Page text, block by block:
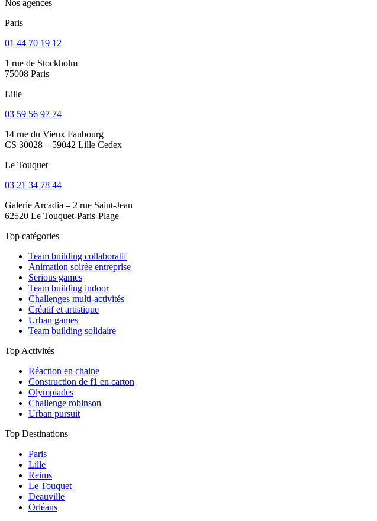
Nos agences
Paris
01 44 70 19 12
1 rue de Stockholm
75008 Paris
Lille
03 59 56 97 74
14 rue du Vieux Faubourg
CS 30028 – 59042 Lille Cedex
Le Touquet
03 21 34 78 44
Galerie Arcadia – 2 rue Saint-Jean
62520 Le Touquet-Paris-Plage
Top catégories
Team building collaboratif
Animation soirée entreprise
Serious games
Team building indoor
Challenges multi-activités
Créatif et artistique
Urban games
Team building solidaire
Top Activités
Réaction en chaine
Construction de f1 en carton
Olympiades
Challenge robinson
Urban pursuit
Top Destinations
Paris
Lille
Reims
Le Touquet
Deauville
Orléans